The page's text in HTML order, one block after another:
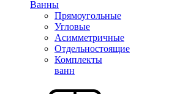
Ванны
Прямоугольные
Угловые
Асимметричные
Отдельностоящие
Комплекты
ванн